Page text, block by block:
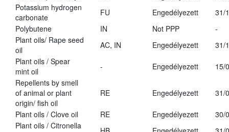
Potassium hydrogen
carbonate
FU Engedélyezett
31/
Polybutene
IN Not PPP
-
Plant oils/ Rape seed
oil
AC, IN Engedélyezett
31/
Plant oils / Spear
mint oil
- Engedélyezett
15/
Repellents by smell
of animal or plant
origin/ fish oil
RE Engedélyezett 31/
Plant oils / Clove oil RE Engedélyezett
30/
Plant oils / Citronella